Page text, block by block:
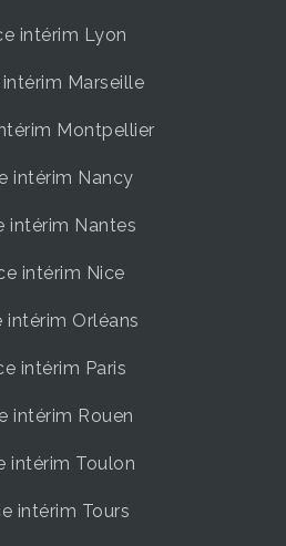
intérim Lyon
Marseille
Montpellier
intérim Nancy
intérim Nantes
intérim Nice
intérim Orléans
intérim Paris
intérim Rouen
intérim Toulon
intérim Tours